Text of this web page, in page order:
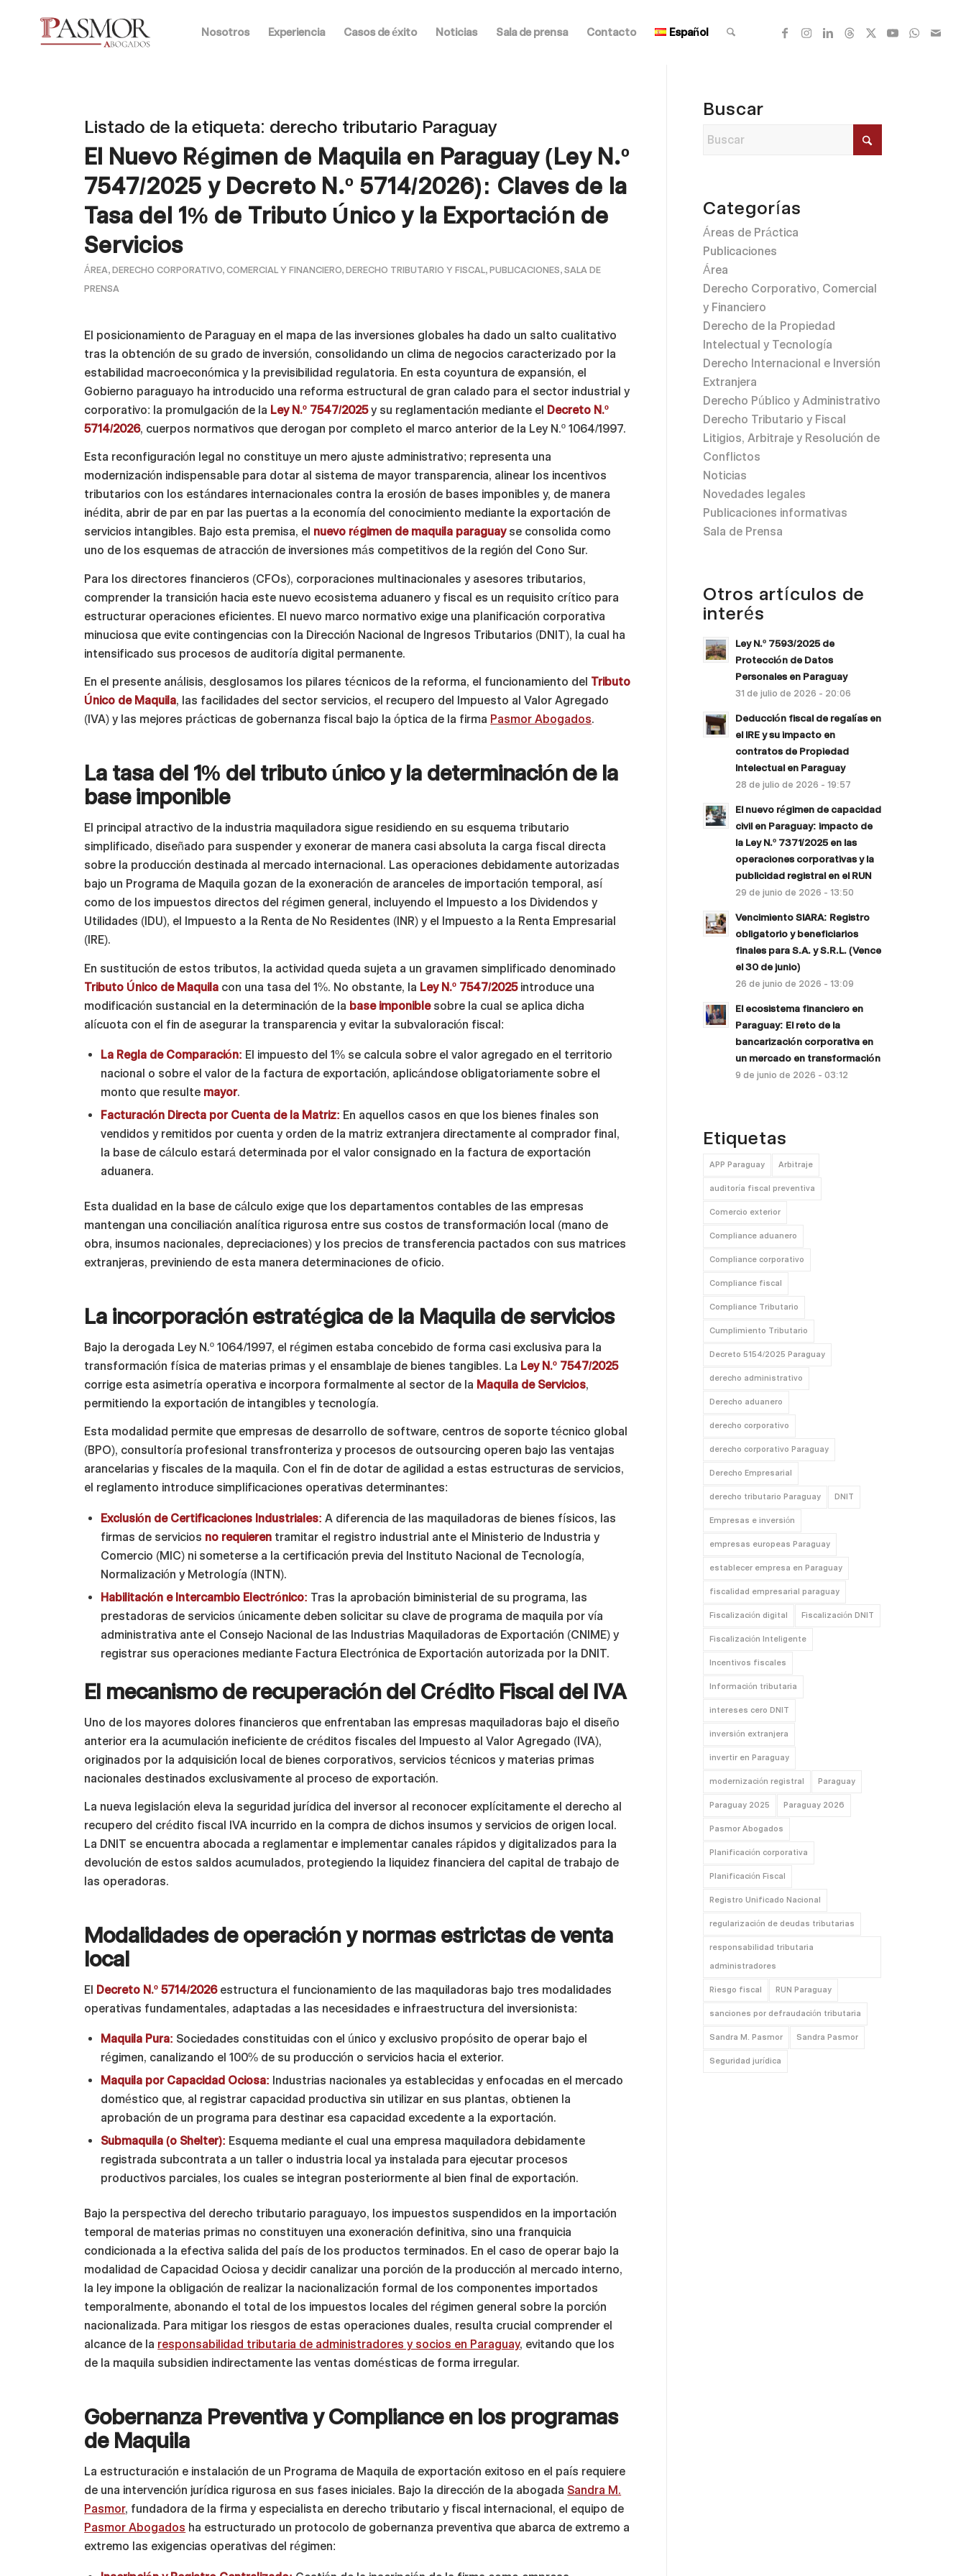
Nosotros Experiencia Casos de éxito Noticias Sala de prensa Contacto Español
Listado de la etiqueta: derecho tributario Paraguay
El Nuevo Régimen de Maquila en Paraguay (Ley N.º
7547/2025 y Decreto N.º 5714/2026): Claves de la
Tasa del 1% de Tributo Único y la Exportación de
Servicios
ÁREA,DERECHO CORPORATIVO, COMERCIAL Y FINANCIERO,DERECHO TRIBUTARIO Y FISCAL,PUBLICACIONES,SALA DE
PRENSA
El posicionamiento de Paraguay en el mapa de las inversiones globales ha dado un salto cualitativo
tras la obtención de su grado de inversión, consolidando un clima de negocios caracterizado por la
estabilidad macroeconómica y la previsibilidad regulatoria. En esta coyuntura de expansión, el
Gobierno paraguayo ha introducido una reforma estructural de gran calado para el sector industrial y
corporativo: la promulgación de la Ley N.º 7547/2025y su reglamentación mediante el Decreto N.º
5714/2026, cuerpos normativos que derogan por completo el marco anterior de la Ley N.º 1064/1997.
Esta reconfiguración legal no constituye un mero ajuste administrativo; representa una
modernización indispensable para dotar al sistema de mayor transparencia, alinear los incentivos
tributarios con los estándares internacionales contra la erosión de bases imponibles y, de manera
inédita, abrir de par en par las puertas a la economía del conocimiento mediante la exportación de
servicios intangibles. Bajo esta premisa, el nuevo régimen de maquila paraguayse consolida como
uno de los esquemas de atracción de inversiones más competitivos de la región del Cono Sur.
Para los directores financieros (CFOs), corporaciones multinacionales y asesores tributarios,
comprender la transición hacia este nuevo ecosistema aduanero y fiscal es un requisito crítico para
estructurar operaciones eficientes. El nuevo marco normativo exige una planificación corporativa
minuciosa que evite contingencias con la Dirección Nacional de Ingresos Tributarios (DNIT), la cual ha
intensificado sus procesos de auditoría digital permanente.
En el presente análisis, desglosamos los pilares técnicos de la reforma, el funcionamiento del Tributo
Único de Maquila, las facilidades del sector servicios, el recupero del Impuesto al Valor Agregado
(IVA) y las mejores prácticas de gobernanza fiscal bajo la óptica de la firma Pasmor Abogados.
La tasa del 1% del tributo único y la determinación de la
base imponible
El principal atractivo de la industria maquiladora sigue residiendo en su esquema tributario
simplificado, diseñado para suspender y exonerar de manera casi absoluta la carga fiscal directa
sobre la producción destinada al mercado internacional. Las operaciones debidamente autorizadas
bajo un Programa de Maquila gozan de la exoneración de aranceles de importación temporal, así
como de los impuestos directos del régimen general, incluyendo el Impuesto a los Dividendos y
Utilidades (IDU), el Impuesto a la Renta de No Residentes (INR) y el Impuesto a la Renta Empresarial
(IRE).
En sustitución de estos tributos, la actividad queda sujeta a un gravamen simplificado denominado
Tributo Único de Maquila con una tasa del 1%. No obstante, la Ley N.º 7547/2025introduce una
modificación sustancial en la determinación de la base imponiblesobre la cual se aplica dicha
alícuota con el fin de asegurar la transparencia y evitar la subvaloración fiscal:
La Regla de Comparación: El impuesto del 1% se calcula sobre el valor agregado en el territorio
nacional o sobre el valor de la factura de exportación, aplicándose obligatoriamente sobre el
monto que resulte mayor.
Facturación Directa por Cuenta de la Matriz: En aquellos casos en que los bienes finales son
vendidos y remitidos por cuenta y orden de la matriz extranjera directamente al comprador final,
la base de cálculo estará determinada por el valor consignado en la factura de exportación
aduanera.
Esta dualidad en la base de cálculo exige que los departamentos contables de las empresas
mantengan una conciliación analítica rigurosa entre sus costos de transformación local (mano de
obra, insumos nacionales, depreciaciones) y los precios de transferencia pactados con sus matrices
extranjeras, previniendo de esta manera determinaciones de oficio.
La incorporación estratégica de la Maquila de servicios
Bajo la derogada Ley N.º 1064/1997, el régimen estaba concebido de forma casi exclusiva para la
transformación física de materias primas y el ensamblaje de bienes tangibles. La Ley N.º 7547/2025
corrige esta asimetría operativa e incorpora formalmente al sector de la Maquila de Servicios,
permitiendo la exportación de intangibles y tecnología.
Esta modalidad permite que empresas de desarrollo de software, centros de soporte técnico global
(BPO), consultoría profesional transfronteriza y procesos de outsourcing operen bajo las ventajas
arancelarias y fiscales de la maquila. Con el fin de dotar de agilidad a estas estructuras de servicios,
el reglamento introduce simplificaciones operativas determinantes:
Exclusión de Certificaciones Industriales: A diferencia de las maquiladoras de bienes físicos, las
firmas de servicios no requieren tramitar el registro industrial ante el Ministerio de Industria y
Comercio (MIC) ni someterse a la certificación previa del Instituto Nacional de Tecnología,
Normalización y Metrología (INTN).
Habilitación e Intercambio Electrónico: Tras la aprobación biministerial de su programa, las
prestadoras de servicios únicamente deben solicitar su clave de programa de maquila por vía
administrativa ante el Consejo Nacional de las Industrias Maquiladoras de Exportación (CNIME) y
registrar sus operaciones mediante Factura Electrónica de Exportación autorizada por la DNIT.
El mecanismo de recuperación del Crédito Fiscal del IVA
Uno de los mayores dolores financieros que enfrentaban las empresas maquiladoras bajo el diseño
anterior era la acumulación ineficiente de créditos fiscales del Impuesto al Valor Agregado (IVA),
originados por la adquisición local de bienes corporativos, servicios técnicos y materias primas
nacionales destinados exclusivamente al proceso de exportación.
La nueva legislación eleva la seguridad jurídica del inversor al reconocer explícitamente el derecho al
recupero del crédito fiscal IVA incurrido en la compra de dichos insumos y servicios de origen local.
La DNIT se encuentra abocada a reglamentar e implementar canales rápidos y digitalizados para la
devolución de estos saldos acumulados, protegiendo la liquidez financiera del capital de trabajo de
las operadoras.
Modalidades de operación y normas estrictas de venta
local
El Decreto N.º 5714/2026estructura el funcionamiento de las maquiladoras bajo tres modalidades
operativas fundamentales, adaptadas a las necesidades e infraestructura del inversionista:
Maquila Pura: Sociedades constituidas con el único y exclusivo propósito de operar bajo el
régimen, canalizando el 100% de su producción o servicios hacia el exterior.
Maquila por Capacidad Ociosa: Industrias nacionales ya establecidas y enfocadas en el mercado
doméstico que, al registrar capacidad productiva sin utilizar en sus plantas, obtienen la
aprobación de un programa para destinar esa capacidad excedente a la exportación.
Submaquila (o Shelter): Esquema mediante el cual una empresa maquiladora debidamente
registrada subcontrata a un taller o industria local ya instalada para ejecutar procesos
productivos parciales, los cuales se integran posteriormente al bien final de exportación.
Bajo la perspectiva del derecho tributario paraguayo, los impuestos suspendidos en la importación
temporal de materias primas no constituyen una exoneración definitiva, sino una franquicia
condicionada a la efectiva salida del país de los productos terminados. En el caso de operar bajo la
modalidad de Capacidad Ociosa y decidir canalizar una porción de la producción al mercado interno,
la ley impone la obligación de realizar la nacionalización formal de los componentes importados
temporalmente, abonando el total de los impuestos locales del régimen general sobre la porción
nacionalizada. Para mitigar los riesgos de estas operaciones duales, resulta crucial comprender el
alcance de la responsabilidad tributaria de administradores y socios en Paraguay, evitando que los
de la maquila subsidien indirectamente las ventas domésticas de forma irregular.
Gobernanza Preventiva y Compliance en los programas
de Maquila
La estructuración e instalación de un Programa de Maquila de exportación exitoso en el país requiere
de una intervención jurídica rigurosa en sus fases iniciales. Bajo la dirección de la abogada Sandra M.
Pasmor, fundadora de la firma y especialista en derecho tributario y fiscal internacional, el equipo de
Pasmor Abogados ha estructurado un protocolo de gobernanza preventiva que abarca de extremo a
extremo las exigencias operativas del régimen:
Buscar
Categorías
Áreas de Práctica
Publicaciones
Área
Derecho Corporativo, Comercial
y Financiero
Derecho de la Propiedad
Intelectual y Tecnología
Derecho Internacional e Inversión
Extranjera
Derecho Público y Administrativo
Derecho Tributario y Fiscal
Litigios, Arbitraje y Resolución de
Conflictos
Noticias
Novedades legales
Publicaciones informativas
Sala de Prensa
Otros artículos de
interés
Ley N.º 7593/2025 de
Protección de Datos
Personales en Paraguay
31 de julio de 2026 - 20:06
Deducción fiscal de regalías en
el IRE y su impacto en
contratos de Propiedad
Intelectual en Paraguay
28 de julio de 2026 - 19:57
El nuevo régimen de capacidad
civil en Paraguay: impacto de
la Ley N.º 7371/2025 en las
operaciones corporativas y la
publicidad registral en el RUN
29 de junio de 2026 - 13:50
Vencimiento SIARA: Registro
obligatorio y beneficiarios
finales para S.A. y S.R.L. (Vence
el 30 de junio)
26 de junio de 2026 - 13:09
El ecosistema financiero en
Paraguay: El reto de la
bancarización corporativa en
un mercado en transformación
9 de junio de 2026 - 03:12
Etiquetas
APP Paraguay Arbitraje
auditoría fiscal preventiva
Comercio exterior
Compliance aduanero
Compliance corporativo
Compliance fiscal
Compliance Tributario
Cumplimiento Tributario
Decreto 5154/2025 Paraguay
derecho administrativo
Derecho aduanero
derecho corporativo
derecho corporativo Paraguay
Derecho Empresarial
derecho tributario Paraguay DNIT
Empresas e inversión
empresas europeas Paraguay
establecer empresa en Paraguay
fiscalidad empresarial paraguay
Fiscalización digital Fiscalización DNIT
Fiscalización Inteligente
Incentivos fiscales
Información tributaria
intereses cero DNIT
inversión extranjera
invertir en Paraguay
modernización registral Paraguay
Paraguay 2025 Paraguay 2026
Pasmor Abogados
Planificación corporativa
Planificación Fiscal
Registro Unificado Nacional
regularización de deudas tributarias
responsabilidad tributaria
administradores
Riesgo fiscal RUN Paraguay
sanciones por defraudación tributaria
Sandra M. Pasmor Sandra Pasmor
Seguridad jurídica